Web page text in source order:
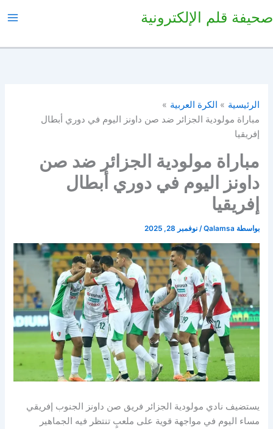
إلى
صحيفة قلم الإلكترونية
الرئيسية
الكرة العربية
مباراة مولودية الجزائر ضد صن داونز اليوم في دوري أبطال
إفريقيا
مباراة مولودية الجزائر ضد صن
داونز اليوم في دوري أبطال
إفريقيا
بواسطة Qalamsa
/نوفمبر 28, 2025
يستضيف نادي مولودية الجزائر فريق صن داونز الجنوب إفريقي
مساء اليوم في مواجهة قوية على ملعبٍ تنتظر فيه الجماهير